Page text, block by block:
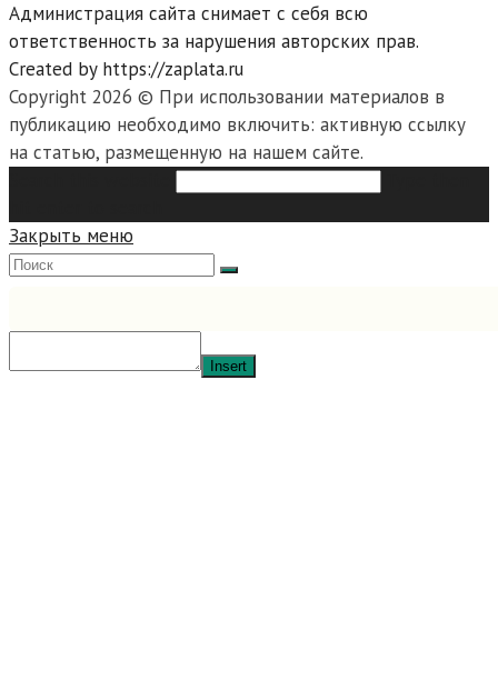
Администрация сайта снимает с себя всю
ответственность за нарушения авторских прав.
Created by https://zaplata.ru
Copyright 2026 © При использовании материалов в
публикацию необходимо включить: активную ссылку
на статью, размещенную на нашем сайте.
Закрыть меню
Insert